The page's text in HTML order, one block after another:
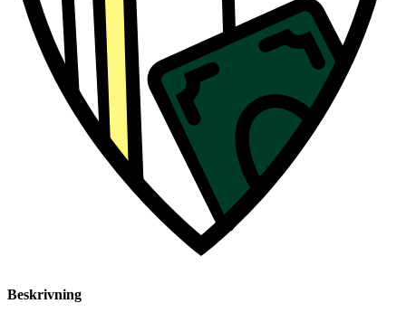
Beskrivning